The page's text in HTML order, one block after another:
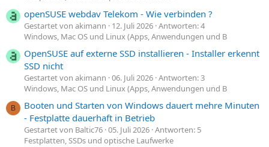
openSUSE webdav Telekom - Wie verbinden ?
Gestartet von akimann 12. Juli 2026 Antworten: 4
Windows, Mac OS und Linux (Apps, Anwendungen und B
OpenSUSE auf externe SSD installieren - Installer erkennt
SSD nicht
Gestartet von akimann 06. Juli 2026 Antworten: 3
Windows, Mac OS und Linux (Apps, Anwendungen und B
B
Booten und Starten von Windows dauert mehre Minuten
- Festplatte dauerhaft in Betrieb
Gestartet von Baltic76 05. Juli 2026 Antworten: 5
Festplatten, SSDs und optische Laufwerke